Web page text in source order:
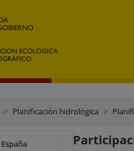
Planificación hidrológica